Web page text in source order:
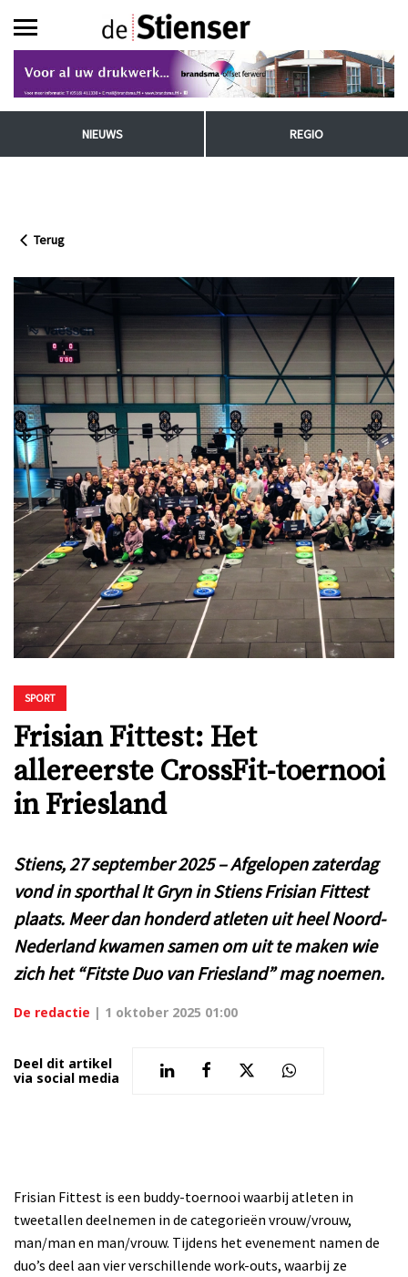
NIEUWS REGIO
Terug
SPORT
Frisian Fittest: Het
allereerste CrossFit-toernooi
in Friesland
Stiens, 27 september 2025 – Afgelopen zaterdag
vond in sporthal It Gryn in Stiens Frisian Fittest
plaats. Meer dan honderd atleten uit heel Noord-
Nederland kwamen samen om uit te maken wie
zich het “Fitste Duo van Friesland” mag noemen.
De redactie | 1 oktober 2025 01:00
Deel dit artikel
via social media
Frisian Fittest is een buddy-toernooi waarbij atleten in
tweetallen deelnemen in de categorieën vrouw/vrouw,
man/man en man/vrouw. Tijdens het evenement namen de
duo’s deel aan vier verschillende work-outs, waarbij ze